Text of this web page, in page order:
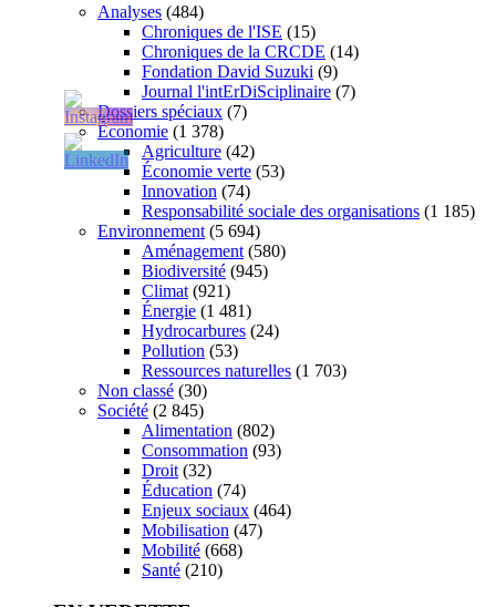
Analyses (484)
Chroniques de l'ISE (15)
Chroniques de la CRCDE (14)
Fondation David Suzuki (9)
Journal l'intErDiSciplinaire (7)
Dossiers spéciaux (7)
Économie (1 378)
Agriculture (42)
Économie verte (53)
Innovation (74)
Responsabilité sociale des organisations (1 185)
Environnement (5 694)
Aménagement (580)
Biodiversité (945)
Climat (921)
Énergie (1 481)
Hydrocarbures (24)
Pollution (53)
Ressources naturelles (1 703)
Non classé (30)
Société (2 845)
Alimentation (802)
Consommation (93)
Droit (32)
Éducation (74)
Enjeux sociaux (464)
Mobilisation (47)
Mobilité (668)
Santé (210)